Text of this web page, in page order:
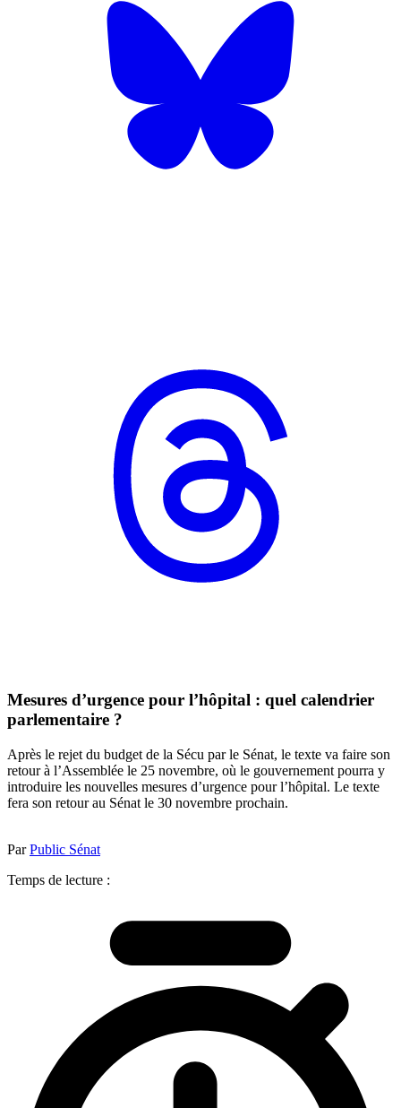
Mesures d’urgence pour l’hôpital : quel calendrier
parlementaire ?
Après le rejet du budget de la Sécu par le Sénat, le texte va faire son
retour à l’Assemblée le 25 novembre, où le gouvernement pourra y
introduire les nouvelles mesures d’urgence pour l’hôpital. Le texte
fera son retour au Sénat le 30 novembre prochain.
ParPublic Sénat
Temps de lecture :